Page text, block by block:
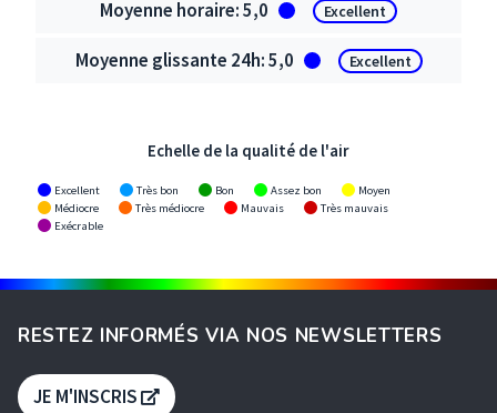
5,0 Excellent
5,0 Excellent
Echelle de la qualité de l'air
Excellent Très bon Bon Assez bon
Moyen
Médiocre
Très médiocre Mauvais
Très mauvais
Exécrable
RESTEZ INFORMÉS VIA NOS NEWSLETTERS
JE M'INSCRIS S'OUVRE DANS UNE NOUVELLE FENÊTRE